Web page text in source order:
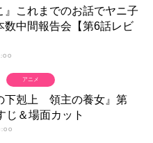
』これまでのお話でヤニ子
数中間報告会【第6話レビ
下剋上 領主の養女』第
じ＆場面カット
アニメ